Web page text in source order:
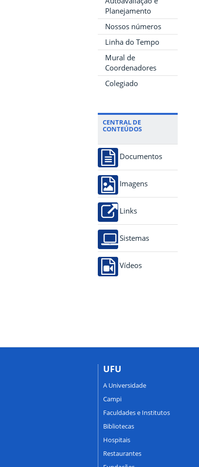
Planejamento
Nossos números
Linha do Tempo
Mural de
Coordenadores
Colegiado
CENTRAL DE
CONTEÚDOS
Documentos
Imagens
Links
Sistemas
Vídeos
UFU
A Universidade
Campi
Faculdades e Institutos
Bibliotecas
Hospitais
Restaurantes